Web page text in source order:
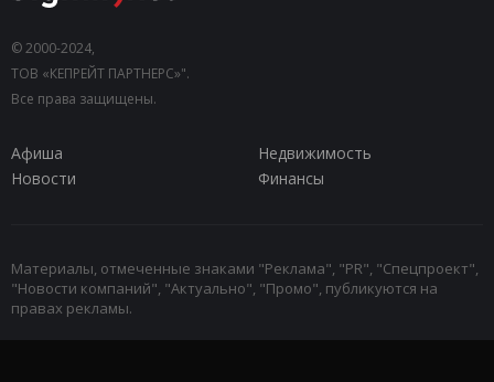
© 2000-2024,
ТОВ «КЕПРЕЙТ ПАРТНЕРС»".
Все права защищены.
Афиша
Недвижимость
Новости
Финансы
Материалы, отмеченные знаками "Реклама", "PR", "Спецпроект",
"Новости компаний", "Актуально", "Промо", публикуются на
правах рекламы.